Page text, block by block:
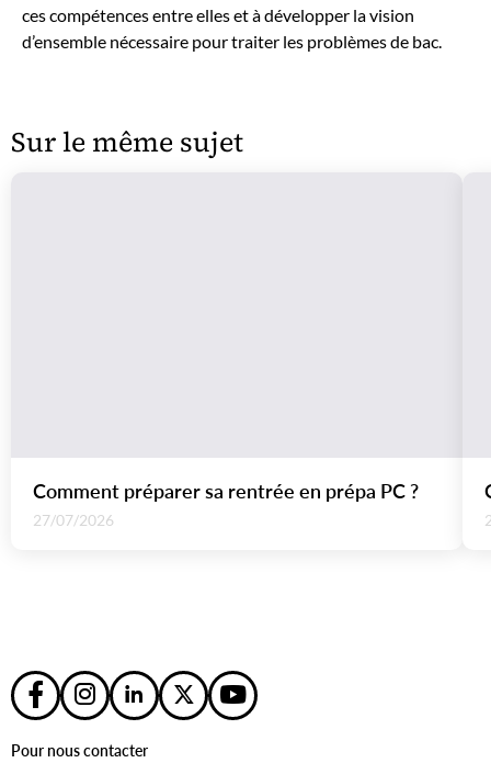
ces compétences entre elles et à développer la vision
d’ensemble nécessaire pour traiter les problèmes de bac.
Sur le même sujet
Comment préparer sa rentrée en prépa PC ?
27/07/2026
Pour nous contacter